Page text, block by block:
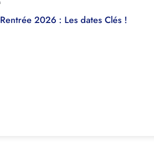
Rentrée 2026 : Les dates Clés !